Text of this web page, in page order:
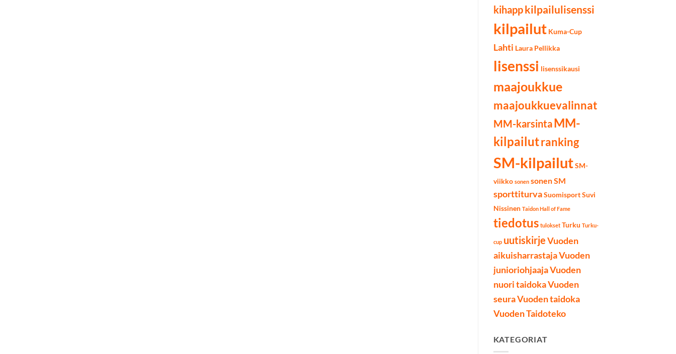
kihappkilpailulisenssi
kilpailut Kuma-Cup
Lahti Laura Pellikka
lisenssi lisenssikausi
maajoukkue
maajoukkuevalinnat
MM-karsintaMM-
kilpailutranking
SM-kilpailut SM-
viikko sonen sonen SM
sporttiturva Suomisport Suvi
Nissinen Taidon Hall of Fame
tiedotus tulokset Turku Turku-
cup uutiskirjeVuoden
aikuisharrastajaVuoden
junioriohjaajaVuoden
nuori taidokaVuoden
seuraVuoden taidoka
Vuoden Taidoteko
KATEGORIAT